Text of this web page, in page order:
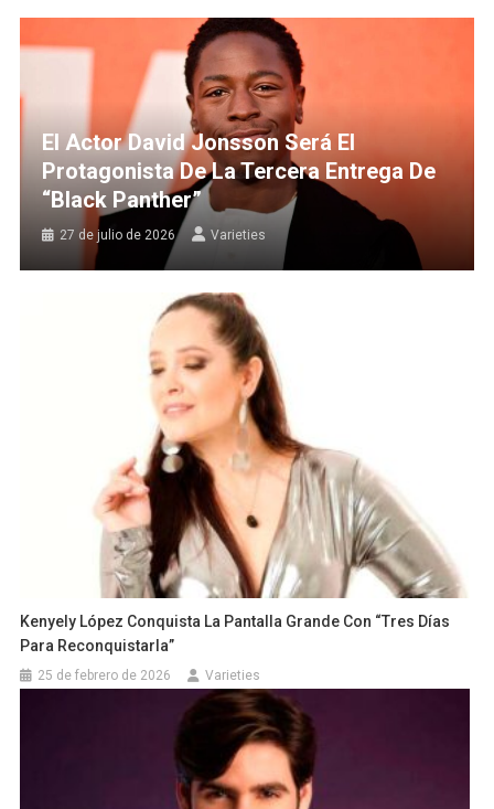
El Actor David Jonsson Será El
Protagonista De La Tercera Entrega De
“Black Panther”
27 de julio de 2026 Varieties
Kenyely López Conquista La Pantalla Grande Con “Tres Días
Para Reconquistarla”
25 de febrero de 2026 Varieties